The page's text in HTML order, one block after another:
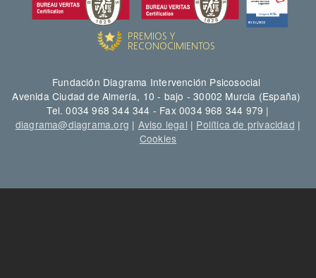
Fundación Diagrama Intervención Psicosocial
Avenida Ciudad de Almería, 10 - bajo - 30002 Murcia (España)
Tel. 0034 968 344 344 - Fax 0034 968 344 979 |
diagrama@diagrama.org | Aviso legal | Política de privacidad |
Cookies